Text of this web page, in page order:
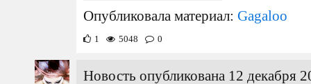
Опубликовала материал: Gagaloo
1 5048 0
Новость опубликована 12 декабря